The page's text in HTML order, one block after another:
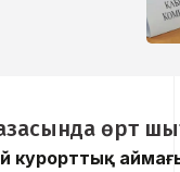
өрт
курорттық